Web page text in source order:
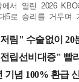
에서 열린 2026
5로 승리를 거두며